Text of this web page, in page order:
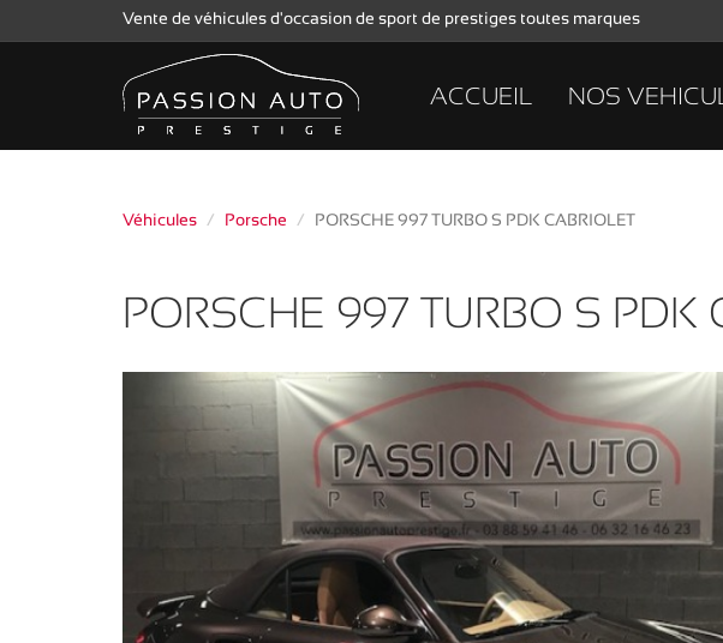
Vente de véhicules d'occasion de sport de prestiges toutes marques
ACCUEIL NOS
Véhicules Porsche PORSCHE 997 TURBO S PDK CABRIOLET
PORSCHE 997 TURBO S PDK